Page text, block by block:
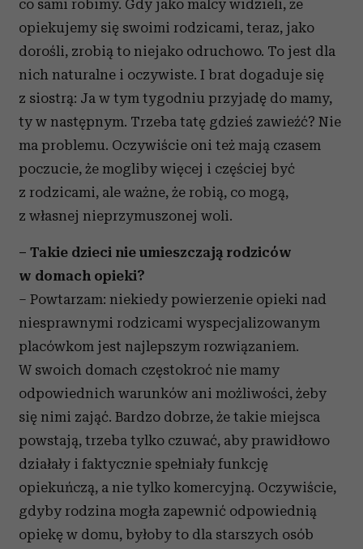
analizować ruch w naszej witrynie. Informacje o tym, jak
korzystasz z naszej witryny, udostępniamy partnerom
społecznościowym, reklamowym i analitycznym.
Partnerzy mogą połączyć te informacje z innymi danymi
otrzymanymi od Ciebie lub uzyskanymi podczas
korzystania z ich usług.
co sami robimy. Gdy jako malcy widzieli, że
opiekujemy się swoimi rodzicami, teraz, jako
dorośli, zrobią to niejako odruchowo. To jest dla
nich naturalne i oczywiste. I brat dogaduje się
z siostrą: Ja w tym tygodniu przyjadę do mamy,
ty w następnym. Trzeba tatę gdzieś zawieźć? Nie
ma problemu. Oczywiście oni też mają czasem
poczucie, że mogliby więcej i częściej być
z rodzicami, ale ważne, że robią, co mogą,
z własnej nieprzymuszonej woli.
– Takie dzieci nie umieszczają rodziców
w domach opieki?
– Powtarzam: niekiedy powierzenie opieki nad
niesprawnymi rodzicami wyspecjalizowanym
placówkom jest najlepszym rozwiązaniem.
W swoich domach częstokroć nie mamy
odpowiednich warunków ani możliwości, żeby
się nimi zająć. Bardzo dobrze, że takie miejsca
powstają, trzeba tylko czuwać, aby prawidłowo
działały i faktycznie spełniały funkcję
opiekuńczą, a nie tylko komercyjną. Oczywiście,
gdyby rodzina mogła zapewnić odpowiednią
opiekę w domu, byłoby to dla starszych osób